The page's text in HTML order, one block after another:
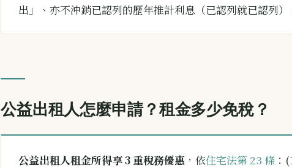
出」、亦不沖銷已認列的歷年推計利息（已認列就已認列）
公益出租人怎麼申請？租金多少免稅？
公益出租人租金所得享 3 重稅務優惠 ，依住宅法第 23 條 ：